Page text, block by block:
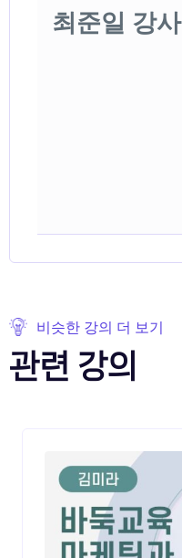
최준일 강사
비슷한 강의 더 보기
관련 강의